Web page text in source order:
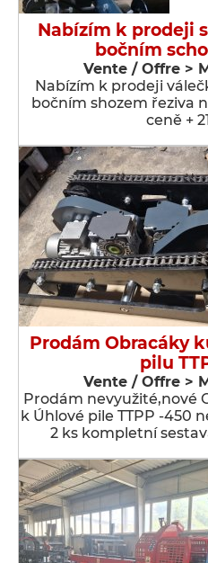
Nabízím k prodeji
bočním
Vente / Offre >
Nabízím k prodeji
bočním shozem řeziva
ceně +
Prodám Obracáky
pilu
Vente / Offre >
Prodám nevyužité,nové
k Úhlové pile TTPP -450
2 ks kompletní